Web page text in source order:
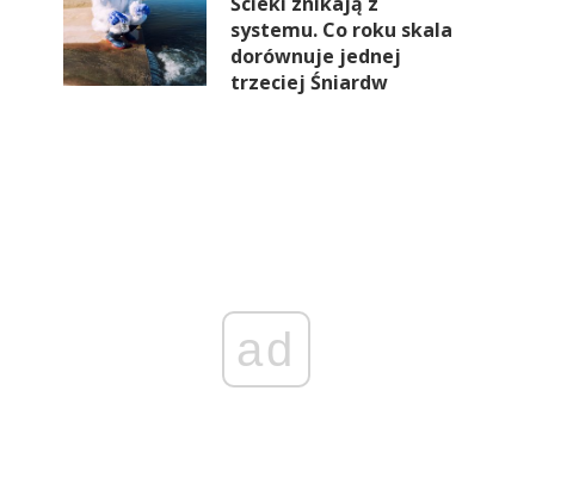
systemu. Co roku skala
dorównuje jednej
trzeciej Śniardw
ad